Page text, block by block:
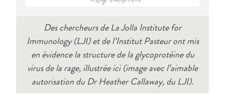
Des chercheurs de La Jolla Institute for
Immunology (LJI) et de l’Institut Pasteur ont mis
en évidence la structure de la glycoprotéine du
virus de la rage, illustrée ici (image avec l’aimable
autorisation du Dr Heather Callaway, du LJI).